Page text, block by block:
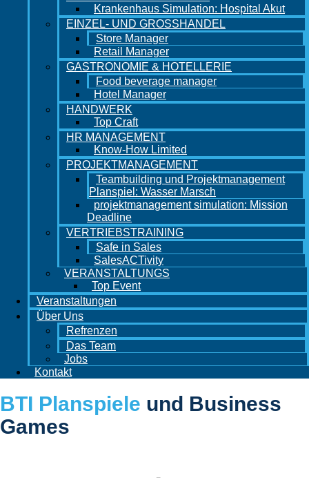
Krankenhaus Simulation: Hospital Akut
EINZEL- UND GROSSHANDEL
Store Manager
Retail Manager
GASTRONOMIE & HOTELLERIE
Food beverage manager
Hotel Manager
HANDWERK
Top Craft
HR MANAGEMENT
Know-How Limited
PROJEKTMANAGEMENT
Teambuilding und Projektmanagement
Planspiel: Wasser Marsch
projektmanagement simulation: Mission
Deadline
VERTRIEBSTRAINING
Safe in Sales
SalesACTivity
VERANSTALTUNGS
Top Event
Veranstaltungen
Über Uns
Refrenzen
Das Team
Jobs
Kontakt
BTI Planspiele und Business
Games